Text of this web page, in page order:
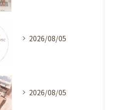
2026/08/05
2026/08/05